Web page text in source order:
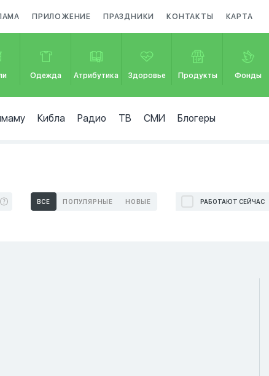
ПРИЛОЖЕНИЕ ПРАЗДНИКИ КОНТАКТЫ КАРТА
Одежда Атрибутика Здоровье Продукты Фонды
Кибла Радио ТВ СМИ Блогеры
ВСЕ ПОПУЛЯРНЫЕ НОВЫЕ РАБОТАЮТ СЕЙЧАС